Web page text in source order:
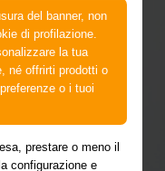
del banner, non
di profilazione.
la tua
né offrirti prodotti o
o i tuoi
prestare o meno il
configurazione e
tecnologica,
puoi trovare una
servizi offerti dalle
Sanpaolo. Un aiuto
sfide e supportare il
fasi inziali del tuo